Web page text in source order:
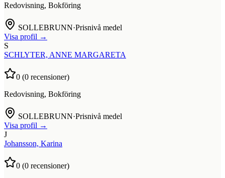
Redovisning, Bokföring
SOLLEBRUNN·Prisnivå medel
Visa profil →
S
SCHLYTER, ANNE MARGARETA
0 (0 recensioner)
Redovisning, Bokföring
SOLLEBRUNN·Prisnivå medel
Visa profil →
J
Johansson, Karina
0 (0 recensioner)